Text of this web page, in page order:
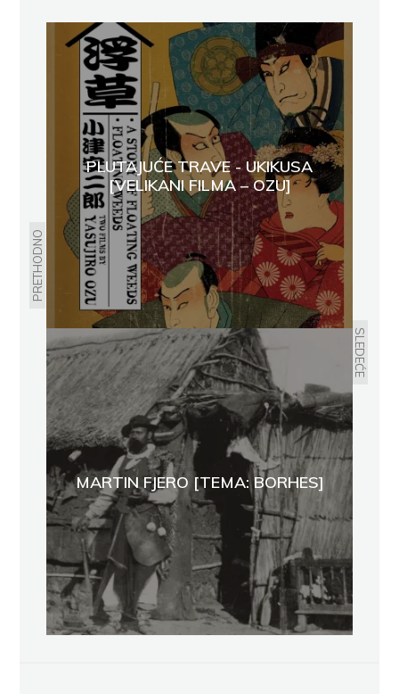
PRETHODNO
PLUTAJUĆE TRAVE - UKIKUSA
[VELIKANI FILMA – OZU]
SLEDEĆE
MARTIN FJERO [TEMA: BORHES]